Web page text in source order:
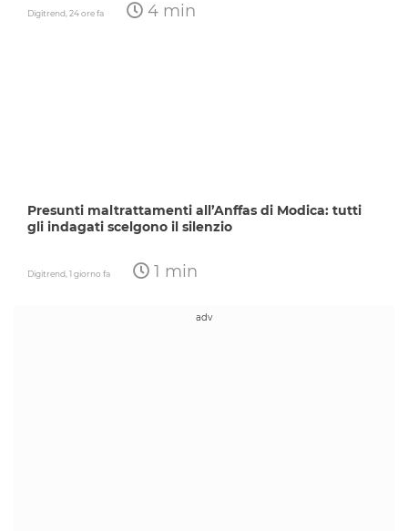
Digitrend,24 ore fa 4 min
Presunti maltrattamenti all’Anffas di Modica: tutti
gli indagati scelgono il silenzio
Digitrend,1 giorno fa 1 min